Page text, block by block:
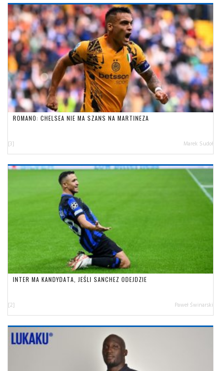
ROMANO: CHELSEA NIE MA SZANS NA MARTINEZA
[3] Marek Sudoł
INTER MA KANDYDATA, JEŚLI SANCHEZ ODEJDZIE
[2] Paweł Świnarski